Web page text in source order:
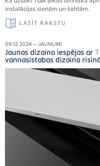
instalācijas sienām un šahtām.
LASĪT RAKSTU
09.12.2024 – JAUNUMI
Jaunas dizaina iespējas ar
vannasistabas dizaina